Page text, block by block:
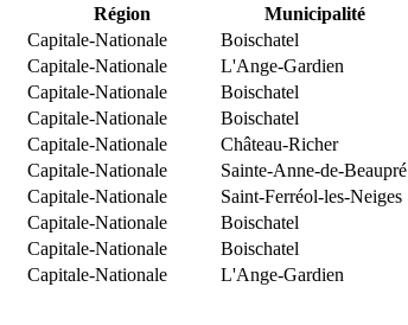
Région Municipalité
Capitale-Nationale
Boischatel
Capitale-Nationale
L'Ange-Gardien
Capitale-Nationale
Boischatel
Capitale-Nationale
Boischatel
Capitale-Nationale
Château-Richer
Capitale-Nationale
Sainte-Anne-de-Beaupré
Capitale-Nationale
Saint-Ferréol-les-Neiges
Capitale-Nationale
Boischatel
Capitale-Nationale
Boischatel
Capitale-Nationale L'Ange-Gardien